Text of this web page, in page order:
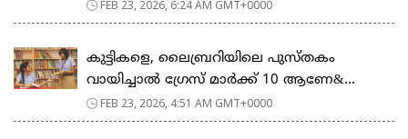
FEB 23, 2026, 6:24 AM GMT+0000
കുട്ടികളെ, ലൈബ്രറിയിലെ പുസ്തകം
വായിച്ചാല്‍ ഗ്രേസ് മാര്‍ക്ക് 10 ആണേ&...
FEB 23, 2026, 4:51 AM GMT+0000